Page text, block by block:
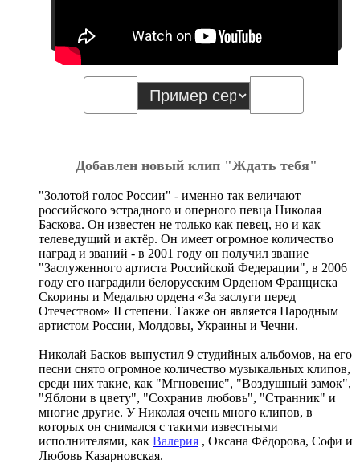
Добавлен новый клип "Ждать тебя"
"Золотой голос России" - именно так величают
российского эстрадного и оперного певца Николая
Баскова. Он известен не только как певец, но и как
телеведущий и актёр. Он имеет огромное количество
наград и званий - в 2001 году он получил звание
"Заслуженного артиста Российской Федерации", в 2006
году его наградили белорусским Орденом Франциска
Скорины и Медалью ордена «За заслуги перед
Отечеством» II степени. Также он является Народным
артистом России, Молдовы, Украины и Чечни.
Николай Басков выпустил 9 студийных альбомов, на его
песни снято огромное количество музыкальных клипов,
среди них такие, как "Мгновение", "Воздушный замок",
"Яблони в цвету", "Сохранив любовь", "Странник" и
многие другие. У Николая очень много клипов, в
которых он снимался с такими известными
исполнителями, как Валерия , Оксана Фёдорова, Софи и
Любовь Казарновская.